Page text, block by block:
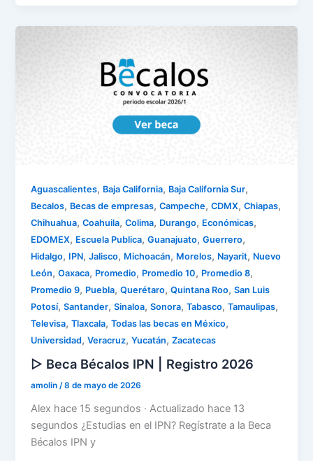
Aguascalientes, Baja California, Baja California Sur,
Becalos, Becas de empresas,Campeche,CDMX,Chiapas,
Chihuahua,Coahuila,Colima, Durango, Económicas,
EDOMEX, Escuela Publica,Guanajuato,Guerrero,
Hidalgo, IPN,Jalisco, Michoacán, Morelos, Nayarit, Nuevo
León,Oaxaca, Promedio, Promedio 10, Promedio 8,
Promedio 9, Puebla,Querétaro,Quintana Roo,San Luis
Potosí,Santander,Sinaloa,Sonora,Tabasco,Tamaulipas,
Televisa,Tlaxcala,Todas las becas en México,
Universidad,Veracruz,Yucatán,Zacatecas
▷ Beca Bécalos IPN | Registro 2026
amolin/8 de mayo de 2026
Alex hace 15 segundos · Actualizado hace 13
segundos ¿Estudias en el IPN? Regístrate a la Beca
Bécalos IPN y